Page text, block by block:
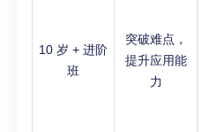
10 岁 + 进阶
班
突破难点，
提升应用能
力